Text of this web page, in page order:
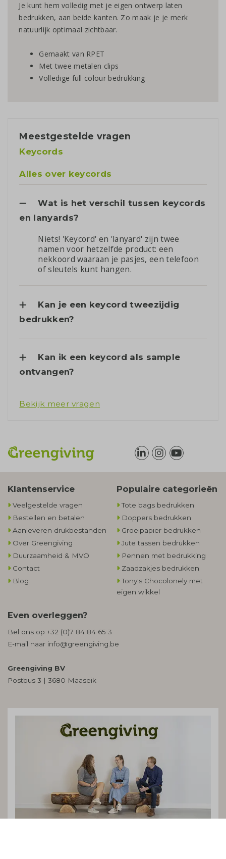
Je kunt hem volledig met je eigen ontwerp laten
bedrukken, aan beide kanten. Zo maak je je merk
natuurlijk optimaal zichtbaar.
Gemaakt van RPET
Met twee metalen clips
Volledige full colour bedrukking
Meestgestelde vragen
Keycords
Alles over keycords
Wat is het verschil tussen keycords
en lanyards?
Niets! 'Keycord' en 'lanyard' zijn twee
namen voor hetzelfde product: een
nekkoord waaraan je pasjes, een telefoon
of sleutels kunt hangen.
Kan je een keycord tweezijdig
bedrukken?
Kan ik een keycord als sample
ontvangen?
Bekijk meer vragen
Klantenservice
Veelgestelde vragen
Bestellen en betalen
Aanleveren drukbestanden
Over Greengiving
Duurzaamheid & MVO
Contact
Blog
Populaire categorieën
Tote bags bedrukken
Doppers bedrukken
Groeipapier bedrukken
Jute tassen bedrukken
Pennen met bedrukking
Zaadzakjes bedrukken
Tony's Chocolonely met
eigen wikkel
Even overleggen?
Bel ons op +32 (0)7 84 84 65 3
E-mail naar info@greengiving.be
Greengiving BV
Postbus 3 | 3680 Maaseik